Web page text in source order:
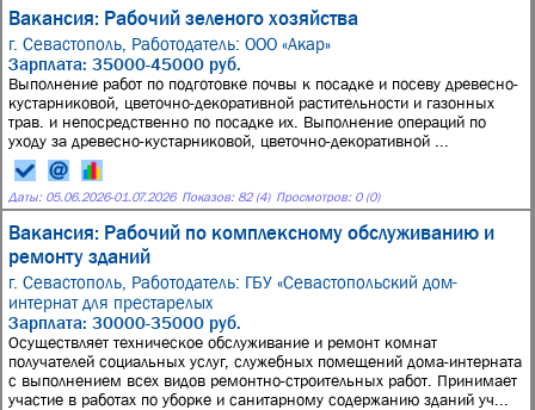
Вакансия: Рабочий зеленого хозяйства
г. Севастополь, Работодатель: ООО «Акар»
Зарплата: 35000-45000 руб.
Выполнение работ по подготовке почвы к посадке и посеву древесно-
кустарниковой, цветочно-декоративной растительности и газонных
трав. и непосредственно по посадке их. Выполнение операций по
уходу за древесно-кустарниковой, цветочно-декоративной ...
Даты: 05.06.2026-01.07.2026 Показов: 82 (4) Просмотров: 0 (0)
Вакансия: Рабочий по комплексному обслуживанию и
ремонту зданий
г. Севастополь, Работодатель: ГБУ «Севастопольский дом-
интернат для престарелых
Зарплата: 30000-35000 руб.
Осуществляет техническое обслуживание и ремонт комнат
получателей социальных услуг, служебных помещений дома-интерната
с выполнением всех видов ремонтно-строительных работ. Принимает
участие в работах по уборке и санитарному содержанию зданий уч...